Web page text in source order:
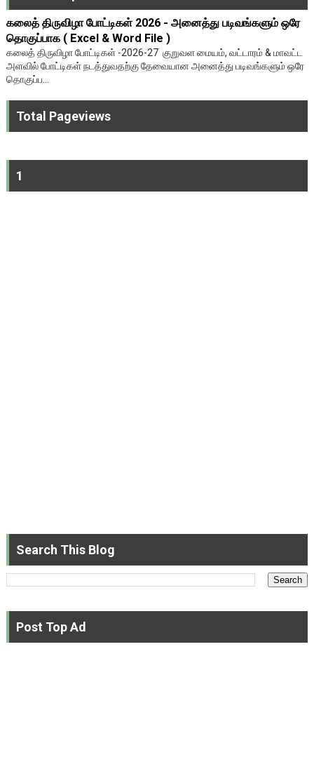
கலைத் திருவிழா போட்டிகள் 2026 - அனைத்து படிவங்களும் ஒரே
தொகுப்பாக ( Excel & Word File )
கலைத் திருவிழா போட்டிகள் -2026-27 குறுவள மையம், வட்டாரம் & மாவட்ட
அளவில் போட்டிகள் நடத்துவதற்கு தேவையான அனைத்து படிவங்களும் ஒரே
தொகுப்ப...
Total Pageviews
1
Search This Blog
Post Top Ad